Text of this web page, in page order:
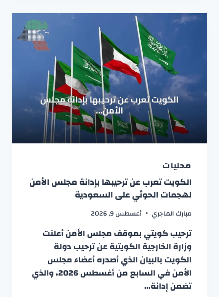
محليات
الكويت تعرب عن ترحيبها بإدانة مجلس الأمن
لهجمات الحوثي على السعودية
مبارك الهاجري أغسطس 9, 2026
ترحيب كويتي بموقف مجلس الأمن أعلنت
وزارة الخارجية الكويتية عن ترحيب دولة
الكويت بالبيان الذي أصدره أعضاء مجلس
الأمن في السابع من أغسطس 2026، والذي
تضمن إدانة…